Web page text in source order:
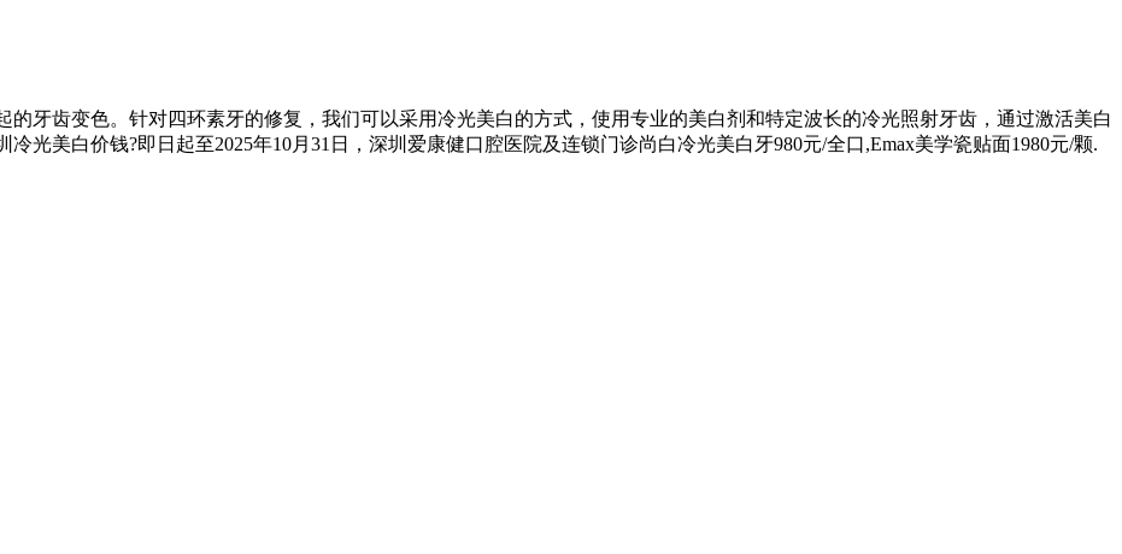
牙齿变色。针对四环素牙的修复，我们可以采用冷光美白的方式，使用专业的美白剂和特定波长的冷光照射牙齿，通过激活美白
光美白价钱?即日起至2025年10月31日，深圳爱康健口腔医院及连锁门诊尚白冷光美白牙980元/全口,Emax美学瓷贴面1980元/颗.